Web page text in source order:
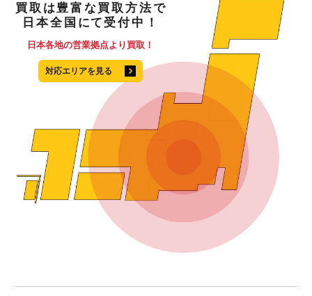
買取 は 豊富な買取方法で
日本全国 にて 受付中！
日本各地の営業拠点より買取！
対応エリアを見る